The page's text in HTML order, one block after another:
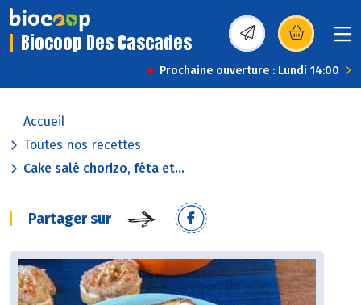
Biocoop Des Cascades (s’ouvre dans une
Prochaine ouverture : Lundi 14:00
Accueil
Toutes nos recettes
Cake salé chorizo, féta et...
Partager sur